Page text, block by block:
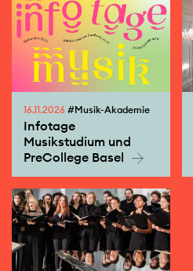
16.11.2026 #Musik-Akademie
Infotage
Musikstudium und
PreCollege Basel